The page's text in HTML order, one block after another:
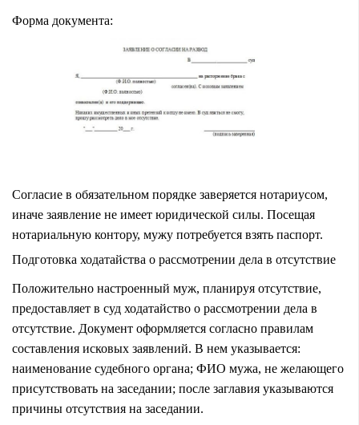
Форма документа:
Согласие в обязательном порядке заверяется нотариусом,
иначе заявление не имеет юридической силы. Посещая
нотариальную контору, мужу потребуется взять паспорт.
Подготовка ходатайства о рассмотрении дела в отсутствие
Положительно настроенный муж, планируя отсутствие,
предоставляет в суд ходатайство о рассмотрении дела в
отсутствие. Документ оформляется согласно правилам
составления исковых заявлений. В нем указывается:
наименование судебного органа; ФИО мужа, не желающего
присутствовать на заседании; после заглавия указываются
причины отсутствия на заседании.